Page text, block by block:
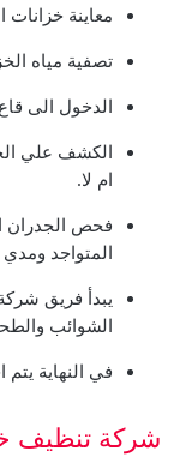
معاينة خزانات
تصفية مياه
الدخول الى
الكشف علي
ام لا.
فحص الجدران
المتواجد
يبدأ فريق
الشوائب
في النهاية
شركة تنظيف